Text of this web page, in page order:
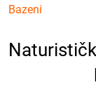
Bazeni